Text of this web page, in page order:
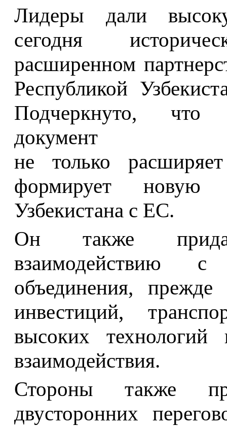
Лидеры дали
сегодня
расширенном
Республикой
Подчеркнуто, что
документ
не только
формирует новую
Узбекистана с ЕС.
Он также
взаимодействию с
объединения, прежде
инвестиций,
высоких технологий
взаимодействия.
Стороны также
двусторонних